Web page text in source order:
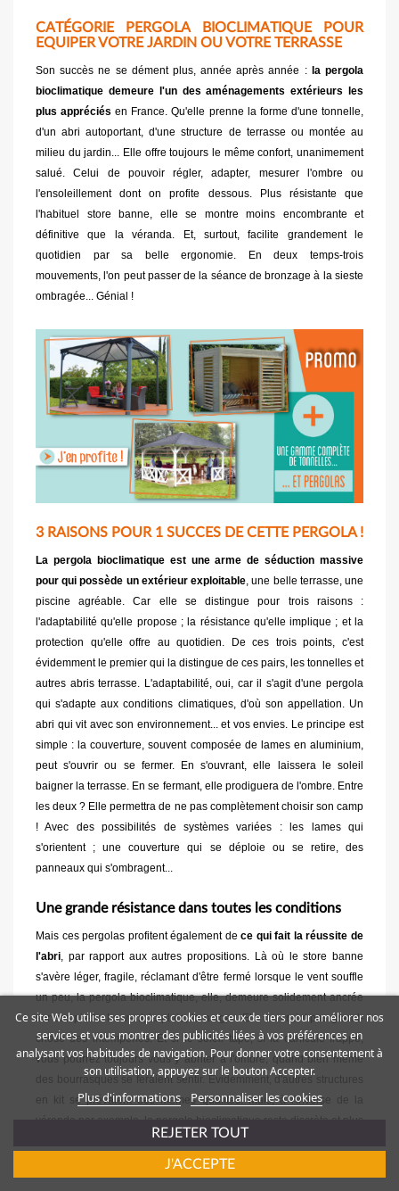
CATÉGORIE PERGOLA BIOCLIMATIQUE POUR
EQUIPER VOTRE JARDIN OU VOTRE TERRASSE
Son succès ne se dément plus, année après année : la pergola
bioclimatique demeure l'un des aménagements extérieurs les
plus appréciés en France. Qu'elle prenne la forme d'une tonnelle,
d'un abri autoportant, d'une structure de terrasse ou montée au
milieu du jardin... Elle offre toujours le même confort, unanimement
salué. Celui de pouvoir régler, adapter, mesurer l'ombre ou
l'ensoleillement dont on profite dessous. Plus résistante que
l'habituel store banne, elle se montre moins encombrante et
définitive que la véranda. Et, surtout, facilite grandement le
quotidien par sa belle ergonomie. En deux temps-trois
mouvements, l'on peut passer de la séance de bronzage à la sieste
ombragée... Génial !
3 RAISONS POUR 1 SUCCES DE CETTE PERGOLA !
La pergola bioclimatique est une arme de séduction massive
pour qui possède un extérieur exploitable , une belle terrasse, une
piscine agréable. Car elle se distingue pour trois raisons :
l'adaptabilité qu'elle propose ; la résistance qu'elle implique ; et la
protection qu'elle offre au quotidien. De ces trois points, c'est
évidemment le premier qui la distingue de ces pairs, les tonnelles et
autres abris terrasse. L'adaptabilité, oui, car il s'agit d'une pergola
qui s'adapte aux conditions climatiques, d'où son appellation. Un
abri qui vit avec son environnement... et vos envies. Le principe est
simple : la couverture, souvent composée de lames en aluminium,
peut s'ouvrir ou se fermer. En s'ouvrant, elle laissera le soleil
baigner la terrasse. En se fermant, elle prodiguera de l'ombre. Entre
les deux ? Elle permettra de ne pas complètement choisir son camp
! Avec des possibilités de systèmes variées : les lames qui
s'orientent ; une couverture qui se déploie ou se retire, des
panneaux qui s'ombragent...
Une grande résistance dans toutes les conditions
Mais ces pergolas profitent également de ce qui fait la réussite de
l'abri , par rapport aux autres propositions. Là où le store banne
s'avère léger, fragile, réclamant d'être fermé lorsque le vent souffle
un peu, la pergola bioclimatique, elle, demeure solidement ancrée
sur ses pieds. Le vent, la pluie, la neige... Elle ne craint pas grand-
chose des intempéries. Et si le soleil tape, si la canicule frappe,
vous pourrez toujours vous y abriter à l'ombre, quand bien même
des bourrasques se feraient sentir. Évidemment, d'autres structures
en kit se prévalent des mêmes qualités. Mais, à l'inverse de la
véranda par exemple, la pergola bioclimatique reste discrète et plus
polyvalente. Le tout en proposant ce système de couverture
adaptable... alors que demander de plus ?
Ce site Web utilise ses propres cookies et ceux de tiers pour améliorer nos
services et vous montrer des publicités liées à vos préférences en
analysant vos habitudes de navigation. Pour donner votre consentement à
son utilisation, appuyez sur le bouton Accepter.
Plus d'informations Personnaliser les cookies
REJETER TOUT
J'ACCEPTE